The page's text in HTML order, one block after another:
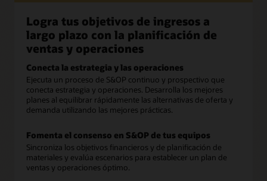
Logra tus objetivos de ingresos a
largo plazo con la planificación de
ventas y operaciones
Conecta la estrategia y las operaciones
Ejecuta un proceso de S&OP continuo y prospectivo que
conecta estrategia y operaciones. Desarrolla los mejores
planes al equilibrar rápidamente las alternativas de oferta y
demanda utilizando las mejores prácticas.
Fomenta el consenso en S&OP de tus equipos
Sincroniza los objetivos financieros y de planificación de
materiales y evalúa escenarios para establecer un plan de
ventas y operaciones óptimo.